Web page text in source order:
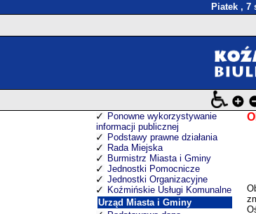
Piatek , 7
Ponowne wykorzystywanie
informacji publicznej
Podstawy prawne działania
Rada Miejska
Burmistrz Miasta i Gminy
Jednostki Pomocnicze
Jednostki Organizacyjne
Koźmińskie Usługi Komunalne
Urząd Miasta i Gminy